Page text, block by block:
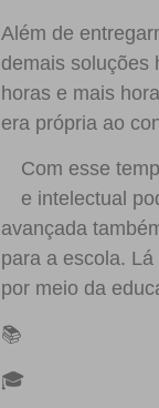
Além de
demais soluções
horas e mais
era própria ao
Com esse
e intelectual
avançada
para a escola.
por meio da
📚
🎓